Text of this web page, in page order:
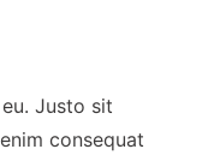
Justo sit
consequat